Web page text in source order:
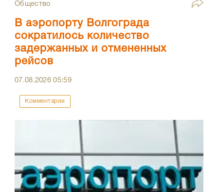
Общество
В аэропорту Волгограда
сократилось количество
задержанных и отмененных
рейсов
07.08.202605:59
Комментарии